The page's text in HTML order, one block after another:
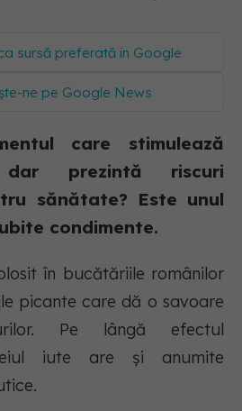
sursă preferată în Google
ne pe Google News
care stimulează
dar prezintă riscuri
sănătate? Este unul
condimente.
în bucătăriile românilor
picante care dă o savoare
Pe lângă efectul
iute are și anumite